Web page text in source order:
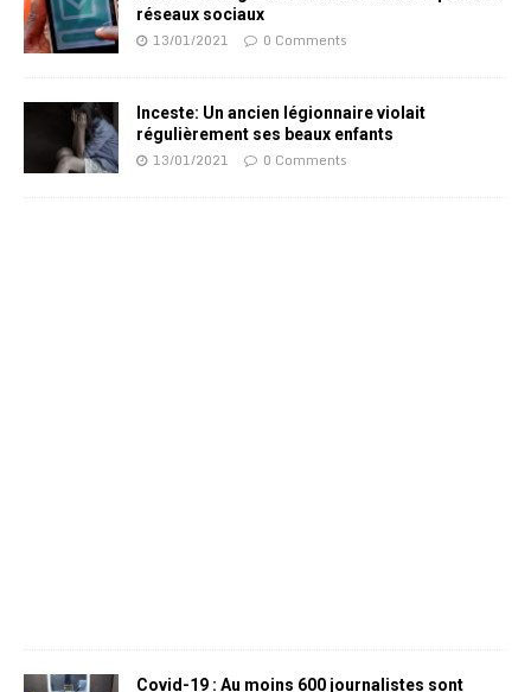
réseaux sociaux
13/01/2021 0 Comments
Inceste: Un ancien légionnaire violait
régulièrement ses beaux enfants
13/01/2021 0 Comments
Covid-19 : Au moins 600 journalistes sont